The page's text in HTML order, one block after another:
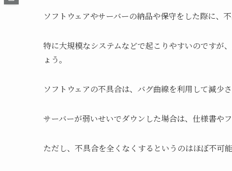
ソフトウェアやサーバーの納品や保守をした際に、
特に大規模なシステムなどで起こりやすいのですが
ょう。
ソフトウェアの不具合は、バグ曲線を利用して減少さ
サーバーが弱いせいでダウンした場合は、仕様書や
ただし、不具合を全くなくするというのはほぼ不可能